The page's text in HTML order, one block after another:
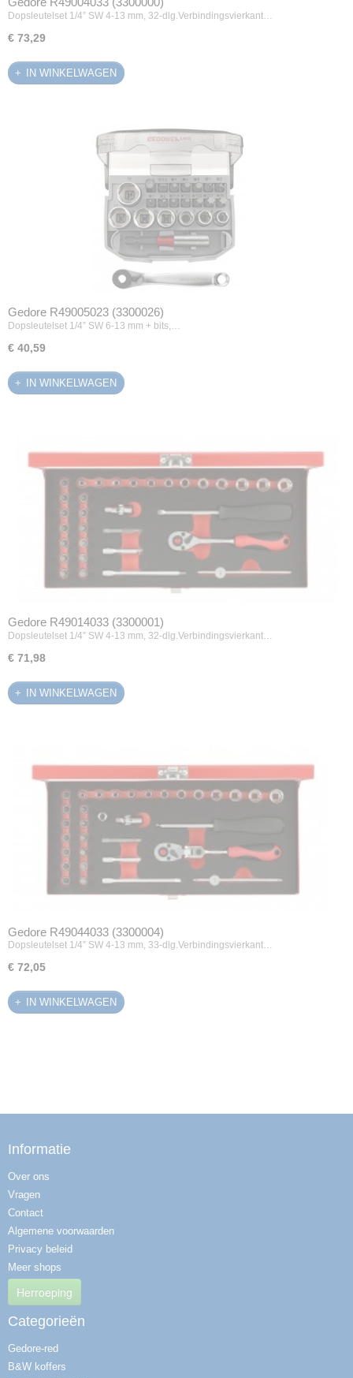
Dopsleutelset 1/4” SW 4-13 mm, 32-dlg.Verbindingsvierkant…
€ 73,29
IN WINKELWAGEN
Gedore R49005023 (3300026)
Dopsleutelset 1/4” SW 6-13 mm + bits,…
€ 40,59
IN WINKELWAGEN
Gedore R49014033 (3300001)
Dopsleutelset 1/4” SW 4-13 mm, 32-dlg.Verbindingsvierkant…
€ 71,98
IN WINKELWAGEN
Gedore R49044033 (3300004)
Dopsleutelset 1/4” SW 4-13 mm, 33-dlg.Verbindingsvierkant…
€ 72,05
IN WINKELWAGEN
Informatie
Over ons
Vragen
Contact
Algemene voorwaarden
Privacy beleid
Meer shops
Herroeping
Categorieën
Gedore-red
B&W koffers